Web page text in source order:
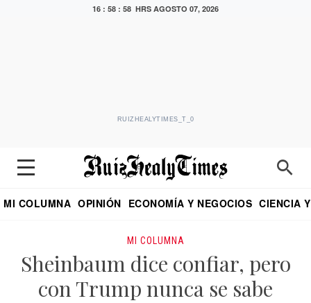
16 : 58 : 59 HRS AGOSTO 07, 2026
RUIZHEALYTIMES_T_0
MI COLUMNA OPINIÓN ECONOMÍA Y NEGOCIOS CIENCIA
MI COLUMNA
Sheinbaum dice confiar, pero
con Trump nunca se sabe